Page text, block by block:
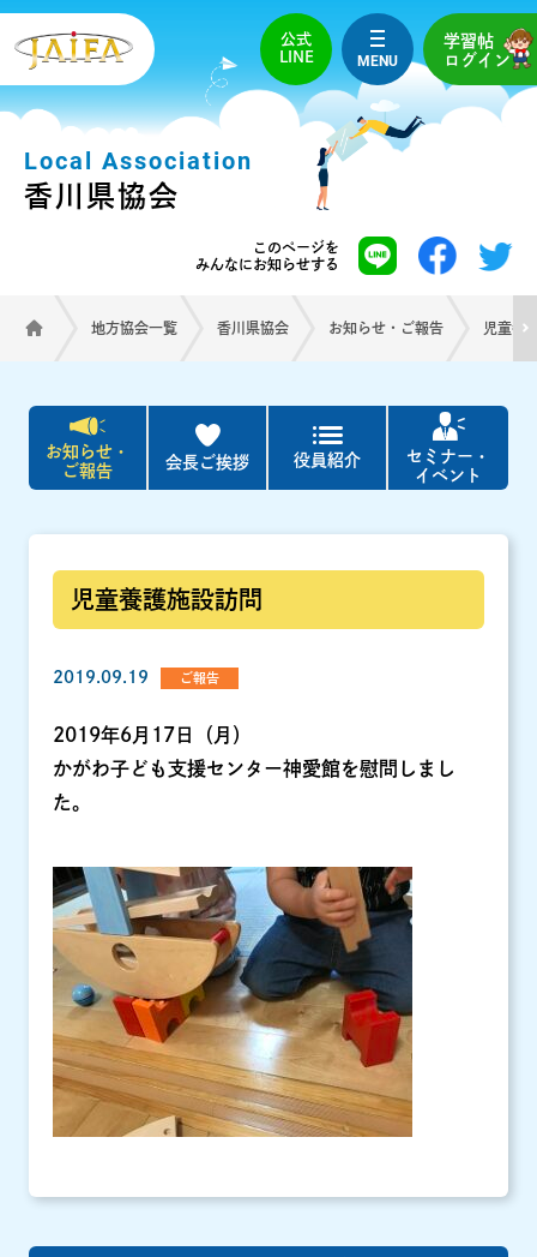
公式
LINE
MENU
学習帖
ログイン
Local Association
香川県協会
このページを
みんなにお知らせする
地方協会一覧 香川県協会 お知らせ・ご報告 児童養
お知らせ・
ご報告
会長ご挨拶 役員紹介
セミナー・
イベント
児童養護施設訪問
2019.09.19 ご報告
2019年6月17日（月）
かがわ子ども支援センター神愛館を慰問しまし
た。